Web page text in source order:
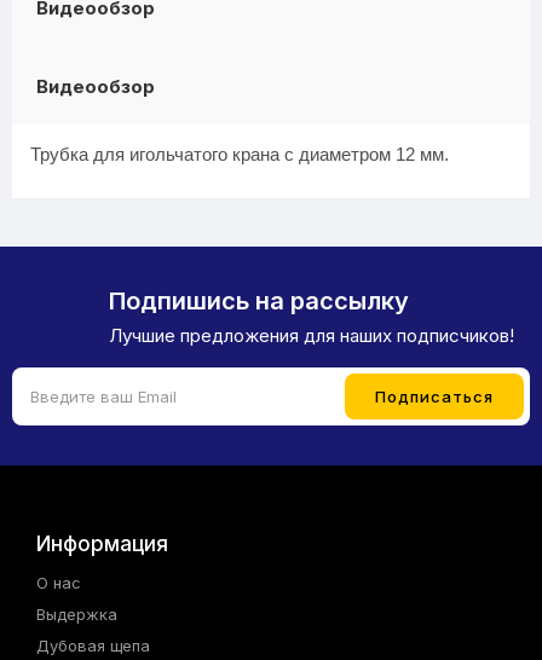
Видеообзор
Видеообзор
Трубка для игольчатого крана с диаметром 12 мм.
Подпишись на рассылку
Лучшие предложения для наших подписчиков!
Информация
О нас
Выдержка
Дубовая щепа